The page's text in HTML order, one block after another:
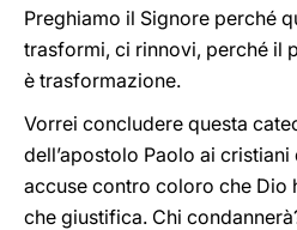
Preghiamo il Signore perché
trasformi, ci rinnovi, perché il
è trasformazione.
Vorrei concludere questa
dell’apostolo Paolo ai
accuse contro coloro che Dio
che giustifica. Chi